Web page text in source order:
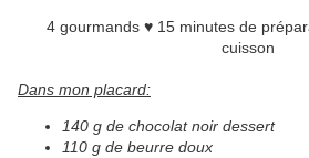
4 gourmands ♥ 15 minutes de
cuisson
Dans mon placard:
140 g de chocolat noir dessert
110 g de beurre doux